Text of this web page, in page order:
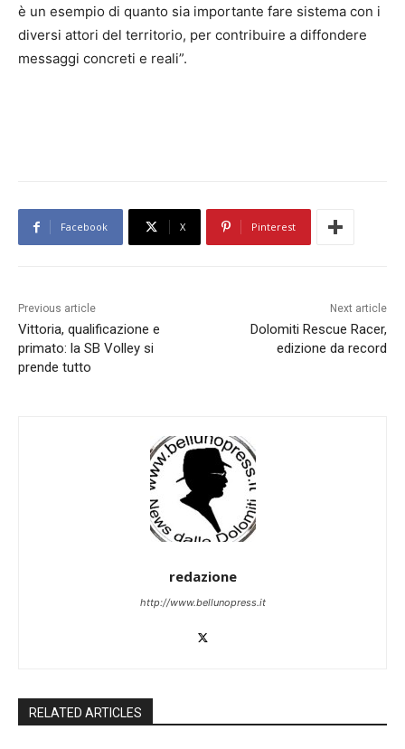
è un esempio di quanto sia importante fare sistema con i
diversi attori del territorio, per contribuire a diffondere
messaggi concreti e reali”.
Facebook X Pinterest
Previous article
Vittoria, qualificazione e
primato: la SB Volley si
prende tutto
Next article
Dolomiti Rescue Racer,
edizione da record
redazione
http://www.bellunopress.it
RELATED ARTICLES